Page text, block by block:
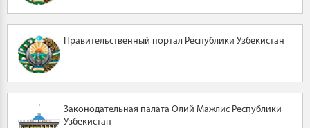
Правительственный портал Республики Узбекистан
Законодательная палата Олий Мажлис Республики
Узбекистан